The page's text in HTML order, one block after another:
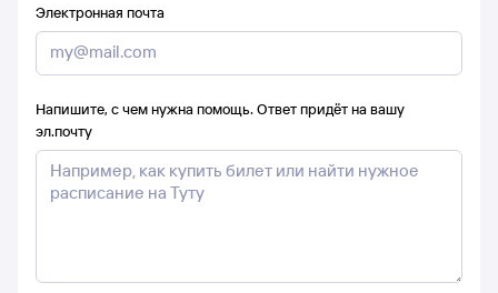
Электронная почта
Напишите, с чем нужна помощь. Ответ придёт на вашу
эл.почту